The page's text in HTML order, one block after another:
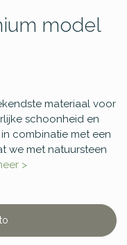
model
materiaal voor
schoonheid en
combinatie met een
we met natuursteen
>